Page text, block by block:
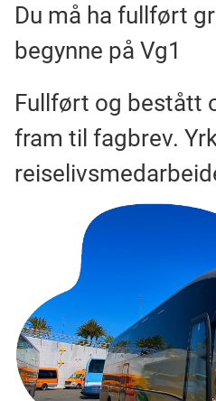
Du må ha fullført
begynne på Vg1
Fullført og bestått
fram til fagbrev.